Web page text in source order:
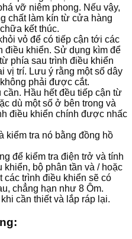
vỡ niêm phong. Nếu vậy,
chất làm kín từ cửa hàng
kết thúc.
vỏ để có tiếp cận tới các
điều khiển. Sử dụng kìm để
phía sau trình điều khiển
vị trí. Lưu ý rằng một số dây
phải được cắt.
cần. Hầu hết đều tiếp cận từ
dù một số ở bên trong và
điều khiển chính được nhấc
kiểm tra nó bằng đồng hồ
để kiểm tra điện trở và tính
khiển, bộ phân tần và / hoặc
các trình điều khiển sẽ có
chẳng hạn như 8 Ôm.
cần thiết và lắp ráp lại.